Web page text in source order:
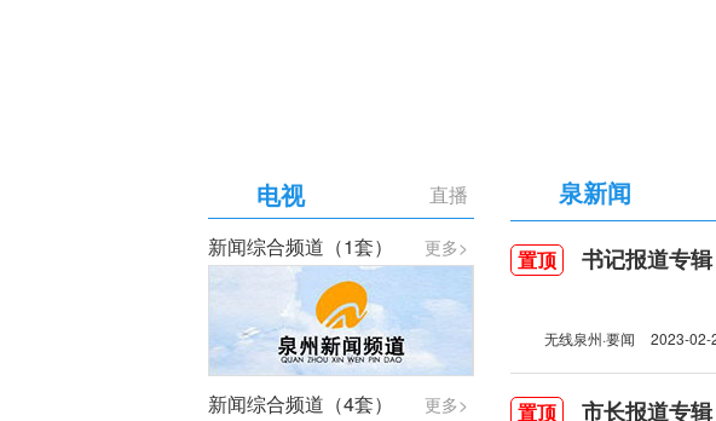
直播
电视
更多>
新闻综合频道（1套）
更多>
新闻综合频道（4套）
泉新闻
置顶 书记报道专辑
无线泉州·要闻 2023-02-
置顶 市长报道专辑